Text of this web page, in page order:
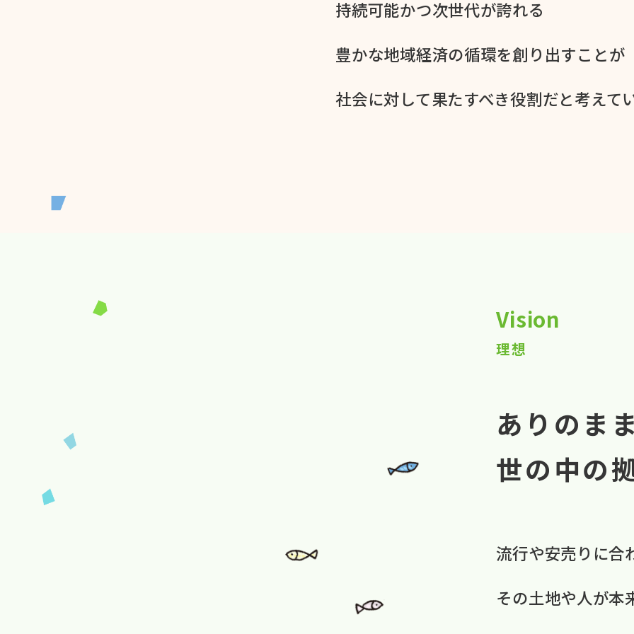
持続可能かつ次世代が​誇れる
豊かな​地域経済の​循環を​創り出すことが
社会に​対して​果た​すべき役割だと​考えて
Vision
理想
ありのま
世の中の
流行や​安売りに​合
その​土地や​人が​本